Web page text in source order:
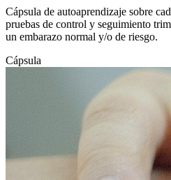
Cápsula de autoaprendizaje sobre
pruebas de control y seguimiento
un embarazo normal y/o de riesgo.
Cápsula